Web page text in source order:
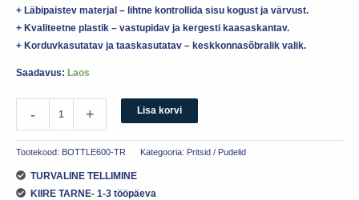
+ Läbipaistev materjal – lihtne kontrollida sisu kogust ja värvust.
+ Kvaliteetne plastik – vastupidav ja kergesti kaasaskantav.
+ Korduvkasutatav ja taaskasutatav – keskkonnasõbralik valik.
Saadavus: Laos
- + Lisa korvi
Tootekood: BOTTLE600-TR Kategooria: Pritsid / Pudelid
TURVALINE TELLIMINE
KIIRE TARNE- 1-3 tööpäeva